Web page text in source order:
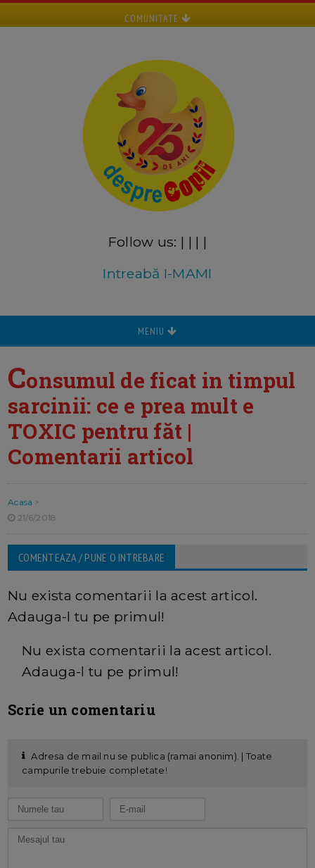
COMUNITATE
Follow us: | | | |
Intreabă I-MAMI
MENIU
Consumul de ficat in timpul
sarcinii: ce e prea mult e
TOXIC pentru făt |
Comentarii articol
Acasa >
21/6/2018
COMENTEAZA / PUNE O INTREBARE
Nu exista comentarii la acest articol.
Adauga-l tu pe primul!
Nu exista comentarii la acest articol.
Adauga-l tu pe primul!
Scrie un comentariu
Adresa de mail nu se publica (ramai anonim). | Toate
campurile trebuie completate!